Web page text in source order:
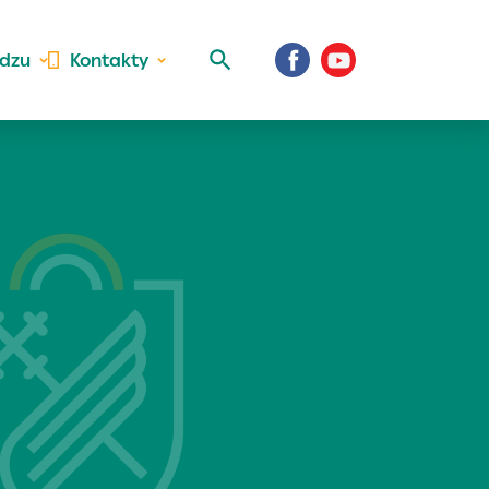
Kontakty
aktivite a
Vaše prihlásenie